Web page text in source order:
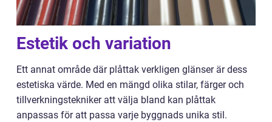
Estetik och variation
Ett annat område där plåttak verkligen glänser är dess
estetiska värde. Med en mängd olika stilar, färger och
tillverkningstekniker att välja bland kan plåttak
anpassas för att passa varje byggnads unika stil.